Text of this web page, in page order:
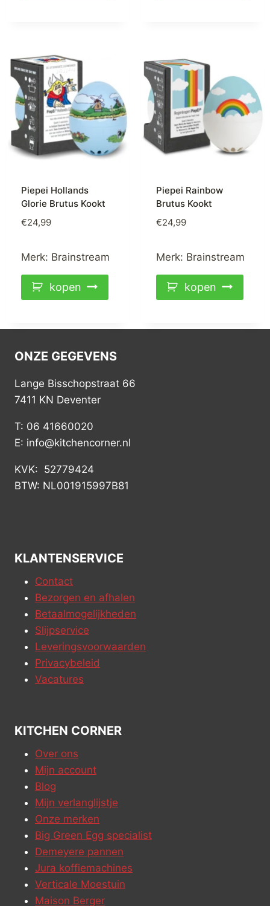
Piepei Hollands
Glorie Brutus Kookt
€24,99
Merk: Brainstream
kopen
Piepei Rainbow
Brutus Kookt
€24,99
Merk: Brainstream
kopen
ONZE GEGEVENS
Lange Bisschopstraat 66
7411 KN Deventer
T: 06 41660020
E: info@kitchencorner.nl
KVK: 52779424
BTW: NL001915997B81
KLANTENSERVICE
Contact
Bezorgen en afhalen
Betaalmogelijkheden
Slijpservice
Leveringsvoorwaarden
Privacybeleid
Vacatures
KITCHEN CORNER
Over ons
Mijn account
Blog
Mijn verlanglijstje
Onze merken
Big Green Egg specialist
Demeyere pannen
Jura koffiemachines
Verticale Moestuin
Maison Berger